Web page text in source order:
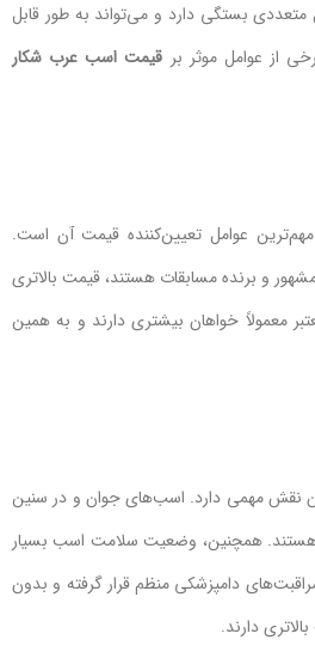
متعددی بستگی دارد و می‌تواند به طور قابل
از عوامل موثر بر قیمت اسب عرب شکار
عوامل تعیین‌کننده قیمت آن است.
و برنده مسابقات هستند، قیمت بالاتری
معمولاً خواهان بیشتری دارند و به همین
نقش مهمی دارد. اسب‌های جوان و در سنین
هستند. همچنین، وضعیت سلامت اسب بسیار
دامپزشکی منظم قرار گرفته و بدون
دارند.